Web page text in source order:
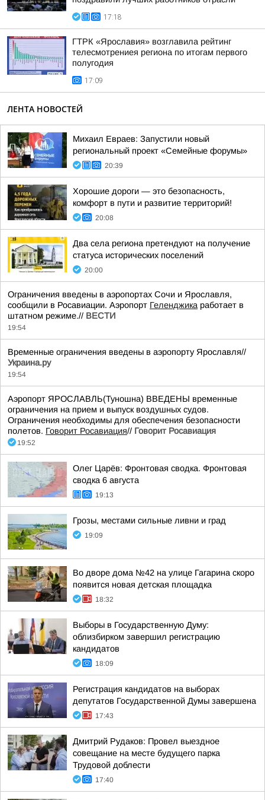
17:18
ГТРК «Ярославия» возглавила рейтинг
телесмотрениея региона по итогам первого
полугодия
17:09
ЛЕНТА НОВОСТЕЙ
Михаил Евраев: Запустили новый
региональный проект «Семейные форумы»
20:39
Хорошие дороги — это безопасность,
комфорт в пути и развитие территорий!
20:08
Два села региона претендуют на получение
статуса исторических поселений
20:00
Ограничения введены в аэропортах Сочи и Ярославля,
сообщили в Росавиации. Аэропорт Геленджика работает в
штатном режиме.// ВЕСТИ
19:54
Временные ограничения введены в аэропорту Ярославля//
Украина.ру
19:54
Аэропорт ЯРОСЛАВЛЬ(Туношна) ВВЕДЕНЫ временные
ограничения на прием и выпуск воздушных судов.
Ограничения необходимы для обеспечения безопасности
полетов. Говорит Росавиация// Говорит Росавиация
19:52
Олег Царёв: Фронтовая сводка. Фронтовая
сводка 6 августа
19:13
Грозы, местами сильные ливни и град
19:09
Во дворе дома №42 на улице Гагарина скоро
появится новая детская площадка
18:32
Выборы в Государственную Думу:
облизбирком завершил регистрацию
кандидатов
18:09
Регистрация кандидатов на выборах
депутатов Государственной Думы завершена
17:43
Дмитрий Рудаков: Провел выездное
совещание на месте будущего парка
Трудовой доблести
17:40